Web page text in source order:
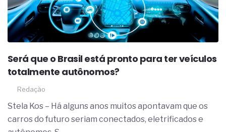
Será que o Brasil está pronto para ter veículos
totalmente autônomos?
Redação
Stela Kos – Há alguns anos muitos apontavam que os
carros do futuro seriam conectados, eletrificados e